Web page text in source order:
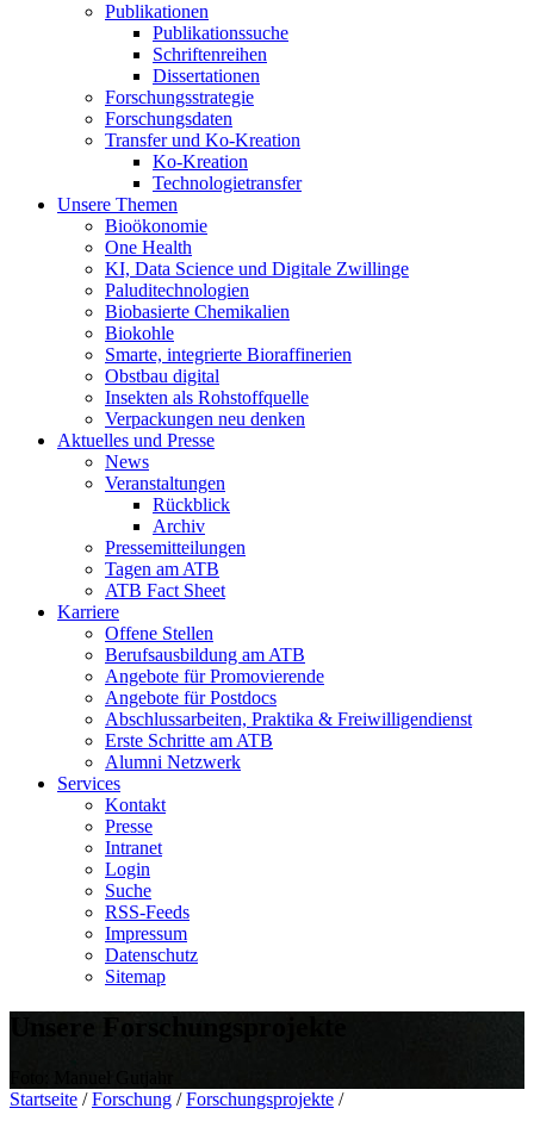
Publikationen
Publikationssuche
Schriftenreihen
Dissertationen
Forschungsstrategie
Forschungsdaten
Transfer und Ko-Kreation
Ko-Kreation
Technologietransfer
Unsere Themen
Bioökonomie
One Health
KI, Data Science und Digitale Zwillinge
Paluditechnologien
Biobasierte Chemikalien
Biokohle
Smarte, integrierte Bioraffinerien
Obstbau digital
Insekten als Rohstoffquelle
Verpackungen neu denken
Aktuelles und Presse
News
Veranstaltungen
Rückblick
Archiv
Pressemitteilungen
Tagen am ATB
ATB Fact Sheet
Karriere
Offene Stellen
Berufsausbildung am ATB
Angebote für Promovierende
Angebote für Postdocs
Abschlussarbeiten, Praktika & Freiwilligendienst
Erste Schritte am ATB
Alumni Netzwerk
Services
Kontakt
Presse
Intranet
Login
Suche
RSS-Feeds
Impressum
Datenschutz
Sitemap
Unsere Forschungsprojekte
Startseite / Forschung / Forschungsprojekte /